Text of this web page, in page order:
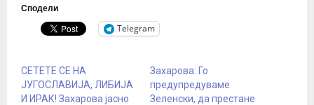
Сподели
Telegram
СЕТЕТЕ СЕ НА
ЈУГОСЛАВИЈА, ЛИБИЈА
И ИРАК! Захарова јасно
Захарова: Го
предупредуваме
Зеленски, да престане